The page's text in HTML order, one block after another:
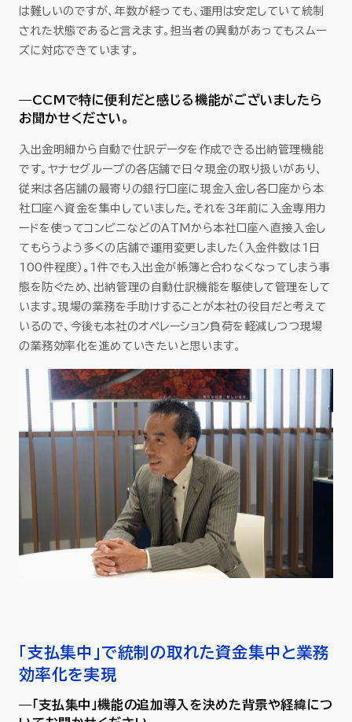
は難しいのですが、年数が経っても、運用は安定していて統制
された状態であると言えます。担当者の異動があってもスムー
ズに対応できています。
—CCMで特に便利だと感じる機能がございましたら
お聞かせください。
入出金明細から自動で仕訳データを作成できる出納管理機能
です。ヤナセグループの各店舗で日々現金の取り扱いがあり、
従来は各店舗の最寄りの銀行口座に現金入金し各口座から本
社口座へ資金を集中していました。それを３年前に入金専用カ
ードを使ってコンビニなどのATMから本社口座へ直接入金し
てもらうよう多くの店舗で運用変更しました（入金件数は1日
100件程度）。1件でも入出金が帳簿と合わなくなってしまう事
態を防ぐため、出納管理の自動仕訳機能を駆使して管理をして
います。現場の業務を手助けすることが本社の役目だと考えて
いるので、今後も本社のオペレーション負荷を軽減しつつ現場
の業務効率化を進めていきたいと思います。
「支払集中」で統制の取れた資金集中と業務
効率化を実現
—「支払集中」機能の追加導入を決めた背景や経緯につ